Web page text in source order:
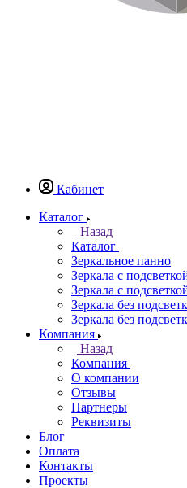
Кабинет
Каталог
Назад
Каталог
Зеркальное панно
Зеркала с
Зеркала с
Зеркала без
Зеркала без
Компания
Назад
Компания
О компании
Отзывы
Партнеры
Реквизиты
Блог
Оплата
Контакты
Проекты